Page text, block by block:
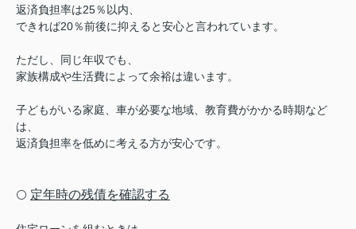
返済負担率は25％以内、
できれば20％前後に抑えると安心と言われています。
ただし、同じ年収でも、
家族構成や生活費によって余裕は違います。
子どもがいる家庭、車が必要な地域、教育費がかかる時期など
は、
返済負担率を低めに考える方が安心です。
⚪️ 定年時の残債を確認する